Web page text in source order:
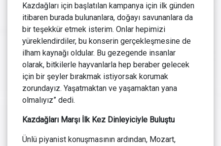
Kazdağları için başlatılan kampanya için ilk günden
itibaren burada bulunanlara, doğayı savunanlara da
bir teşekkür etmek isterim. Onlar hepimizi
yüreklendirdiler, bu konserin gerçekleşmesine de
ilham kaynağı oldular. Bu gezegende insanlar
olarak, bitkilerle hayvanlarla hep beraber gelecek
için bir şeyler bırakmak istiyorsak korumak
zorundayız. Yaşatmaktan ve yaşamaktan yana
olmalıyız” dedi.
Kazdağları Marşı İlk Kez Dinleyiciyle Buluştu
Ünlü piyanist konuşmasının ardından, Mozart,